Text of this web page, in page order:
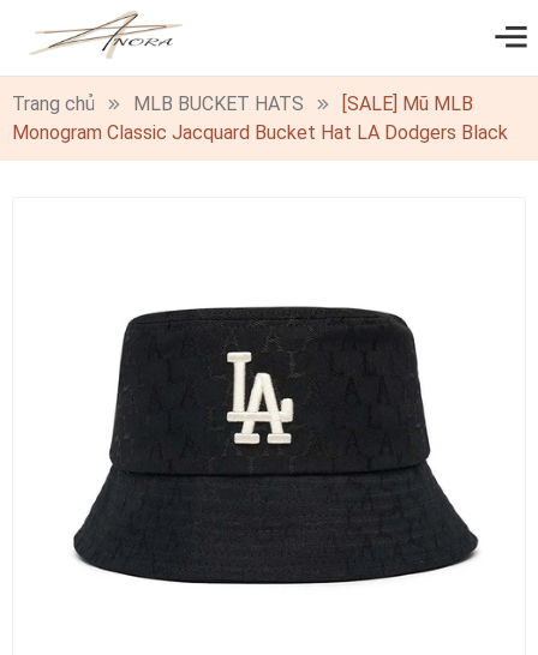
0
Trang chủ MLB BUCKET HATS
[SALE] Mũ MLB
Monogram Classic Jacquard Bucket Hat LA Dodgers Black